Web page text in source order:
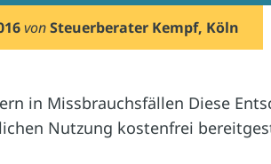
vonSteuerberater Kempf, Köln
in Missbrauchsfällen Diese
Nutzung kostenfrei